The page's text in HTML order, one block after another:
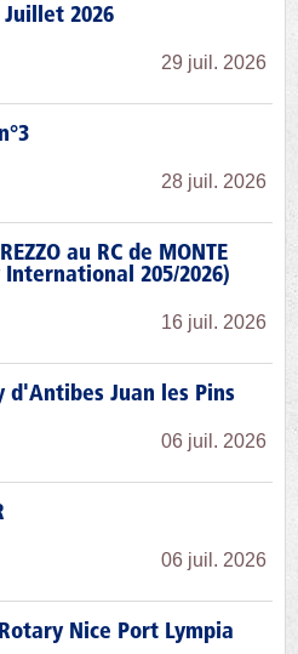
Juillet 2026
29 juil. 2026
28 juil. 2026
au RC de MONTE
International 205/2026)
16 juil. 2026
d'Antibes Juan les Pins
06 juil. 2026
06 juil. 2026
Nice Port Lympia